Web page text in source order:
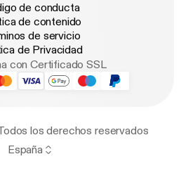
de conducta
de contenido
de servicio
de Privacidad
con Certificado SSL
los derechos reservados
España